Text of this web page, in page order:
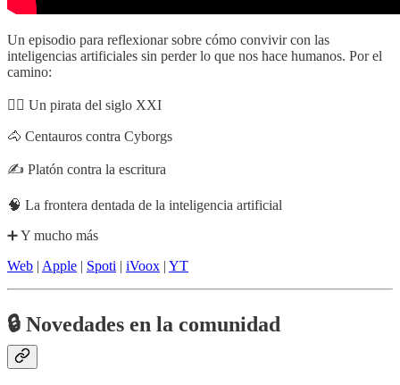
Un episodio para reflexionar sobre cómo convivir con las
inteligencias artificiales sin perder lo que nos hace humanos. Por el
camino:
🏴‍☠️ Un pirata del siglo XXI
🐴 Centauros contra Cyborgs
✍️ Platón contra la escritura
🧠 La frontera dentada de la inteligencia artificial
➕ Y mucho más
Web | Apple | Spoti | iVoox | YT
🔒 Novedades en la comunidad